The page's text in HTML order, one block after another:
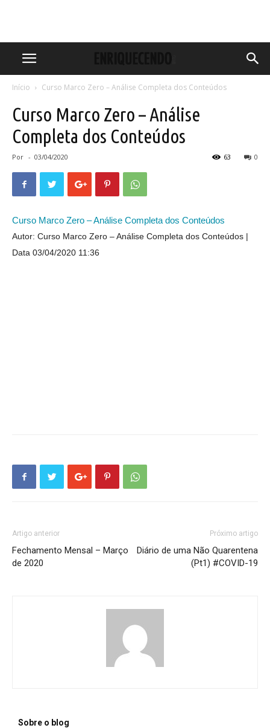
Início Curso Marco Zero – Análise Completa dos Conteúdos
Curso Marco Zero – Análise
Completa dos Conteúdos
Por - 03/04/2020 0
63
Curso Marco Zero – Análise Completa dos Conteúdos
Autor: Curso Marco Zero – Análise Completa dos Conteúdos
Data 03/04/2020 11:36
Artigo anterior
Fechamento Mensal – Março
de 2020
Próximo artigo
Diário de uma Não Quarentena
(Pt1) #COVID-19
Sobre o blog